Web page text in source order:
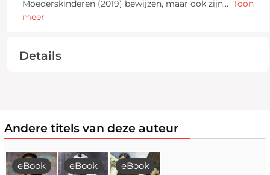
Moederskinderen (2019) bewijzen, maar ook zijn... Toon
meer
Details
Andere titels van deze auteur
eBook eBook eBook